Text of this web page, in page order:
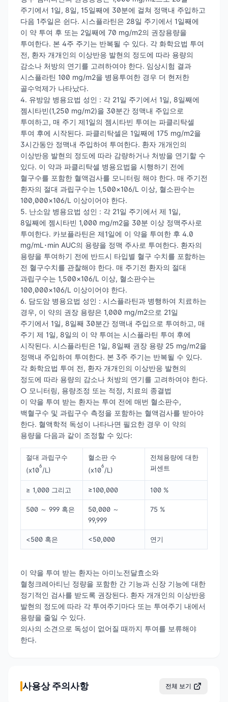
주기에서 1일, 8일, 15일째에 30분에 걸쳐 정맥내 주입하고
다음 1주일은 쉰다. 시스플라틴은 28일 주기에서 1일째에
이 약 투여 후 또는 2일째에 70 mg/m2의 권장용량을
투여한다. 본 4주 주기는 반복될 수 있다. 각 화학요법 투여
전, 환자 개개인의 이상반응 발현의 정도에 따라 용량의
감소나 처방의 연기를 고려하여야 한다. 임상시험 결과
시스플라틴 100 mg/m2을 병용투여한 경우 더 현저한
골수억제가 나타났다.
4. 유방암 병용요법 성인 : 각 21일 주기에서 1일, 8일째에
젬시타빈(1,250 mg/m2)을 30분간 정맥내 주입으로
투여하고, 매 주기 제1일의 젬시타빈 투여는 파클리탁셀
투여 후에 시작된다. 파클리탁셀은 1일째에 175 mg/m2을
3시간동안 정맥내 주입하여 투여한다. 환자 개개인의
이상반응 발현의 정도에 따라 감량하거나 처방을 연기할 수
있다. 이 약과 파클리탁셀 병용요법을 시행하기 전에
혈구수를 포함한 혈액검사를 모니터링 해야 한다. 매 주기전
환자의 절대 과립구수는 1,500×106/L 이상, 혈소판수는
100,000×106/L 이상이어야 한다.
5. 난소암 병용요법 성인 : 각 21일 주기에서 제 1일,
8일째에 젬시타빈 1,000 mg/m2을 30분 이상 정맥주사로
투여한다. 카보플라틴은 제1일에 이 약을 투여한 후 4.0
mg/mL･min AUC의 용량을 정맥 주사로 투여한다. 환자의
용량을 투여하기 전에 반드시 타입별 혈구 수치를 포함하는
전 혈구수치를 관찰해야 한다. 매 주기전 환자의 절대
과립구수는 1,500×106/L 이상, 혈소판수는
100,000×106/L 이상이어야 한다.
6. 담도암 병용요법 성인 : 시스플라틴과 병행하여 치료하는
경우, 이 약의 권장 용량은 1,000 mg/m2으로 21일
주기에서 1일, 8일째 30분간 정맥내 주입으로 투여하고, 매
주기 제 1일, 8일의 이 약 투여는 시스플라틴 투여 후에
시작된다. 시스플라틴은 1일, 8일째 권장 용량 25 mg/m2을
정맥내 주입하여 투여한다. 본 3주 주기는 반복될 수 있다.
각 화학요법 투여 전, 환자 개개인의 이상반응 발현의
정도에 따라 용량의 감소나 처방의 연기를 고려하여야 한다.
○ 모니터링, 용량조정 또는 적정, 치료의 종결법
이 약을 투여 받는 환자는 투여 전에 매번 혈소판수,
백혈구수 및 과립구수 측정을 포함하는 혈액검사를 받아야
한다. 혈액학적 독성이 나타나면 필요한 경우 이 약의
용량을 다음과 같이 조정할 수 있다:
절대 과립구수
(x10
6
/L)
혈소판 수
(x10
6
/L)
전체용량에 대한
퍼센트
≥ 1,000 그리고 ≥100,000 100 %
500 ～ 999 혹은
50,000 ～
99,999
75 %
<500 혹은 <50,000 연기
이 약을 투여 받는 환자는 아미노전달효소와
혈청크레아티닌 정량을 포함한 간 기능과 신장 기능에 대한
정기적인 검사를 받도록 권장된다. 환자 개개인의 이상반응
발현의 정도에 따라 각 투여주기마다 또는 투여주기 내에서
용량을 줄일 수 있다.
의사의 소견으로 독성이 없어질 때까지 투여를 보류해야
한다.
사용상 주의사항 전체 보기